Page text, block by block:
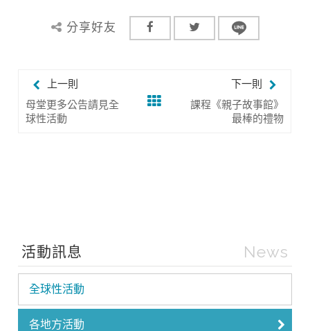
分享好友
上一則
母堂更多公告請見全
球性活動
下一則
課程《親子故事館》
最棒的禮物
活動訊息 News
全球性活動
各地方活動